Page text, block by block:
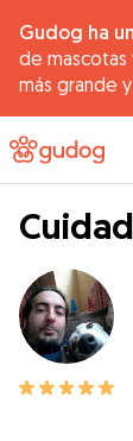
Gudog ha
de
más grande